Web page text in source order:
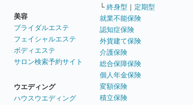
美容
ブライダルエステ
フェイシャルエステ
ボディエステ
サロン検索予約サイト
ウエディング
ハウスウエディング
└ 終身型 ｜ 定期型
就業不能保険
認知症保険
外貨建て保険
介護保険
総合保障保険
個人年金保険
変額保険
積立保険